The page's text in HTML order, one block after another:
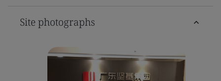
Site photographs